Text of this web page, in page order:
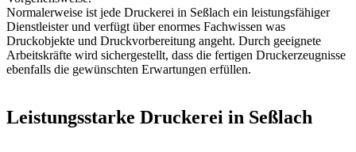
Normalerweise ist jede Druckerei in Seßlach ein leistungsfähiger
Dienstleister und verfügt über enormes Fachwissen was
Druckobjekte und Druckvorbereitung angeht. Durch geeignete
Arbeitskräfte wird sichergestellt, dass die fertigen Druckerzeugnisse
ebenfalls die gewünschten Erwartungen erfüllen.
Leistungsstarke Druckerei in Seßlach